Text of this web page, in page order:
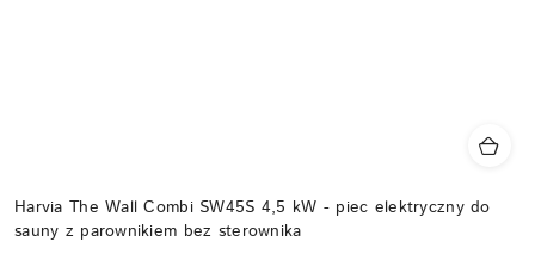
Harvia The Wall Combi SW45S 4,5 kW - piec elektryczny do
sauny z parownikiem bez sterownika